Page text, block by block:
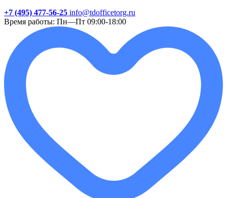
+7 (495) 477-56-25 info@tdofficetorg.ru
Время работы: Пн—Пт 09:00-18:00